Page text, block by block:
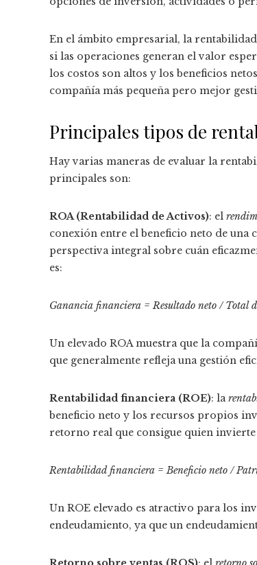
En el ámbito empresarial, la
si las operaciones generan el valor
los costos son altos y los beneficios
compañía más pequeña pero mejor
Principales tipos de
Hay varias maneras de evaluar la
principales son:
ROA (Rentabilidad de Activos): el
conexión entre el beneficio neto de
perspectiva integral sobre cuán
es:
Ganancia financiera = Resultado neto / Total
Un elevado ROA muestra que la
que generalmente refleja una gestión
Rentabilidad financiera (ROE): la
beneficio neto y los recursos propios
retorno real que consigue quien invierte
Rentabilidad financiera = Beneficio neto /
Un ROE elevado es atractivo para los
endeudamiento, ya que un